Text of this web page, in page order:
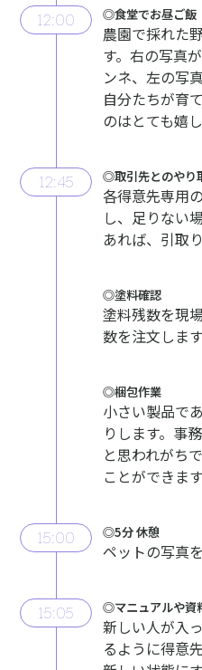
12:00 ◎⾷堂でお昼ご飯
農園で採れた
す。右の写真
ンネ、左の写
⾃分たちが育
のはとても嬉し
12:45 ◎取引先とのやり
各得意先専⽤
し、⾜りない
あれば、引取
◎塗料確認
塗料残数を現
数を注⽂します
◎梱包作業
⼩さい製品で
りします。事
と思われがち
ことができます
15:00 ◎5分 休憩
ペットの写真
15:05 ◎マニュアルや資
新しい⼈が⼊
るように得意